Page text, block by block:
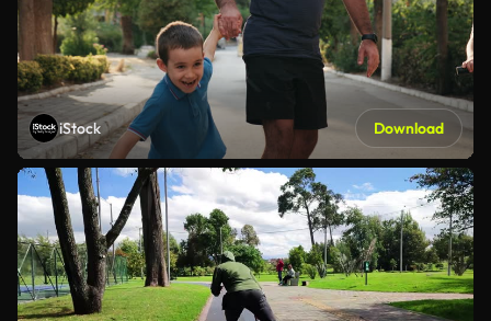
iStock Download